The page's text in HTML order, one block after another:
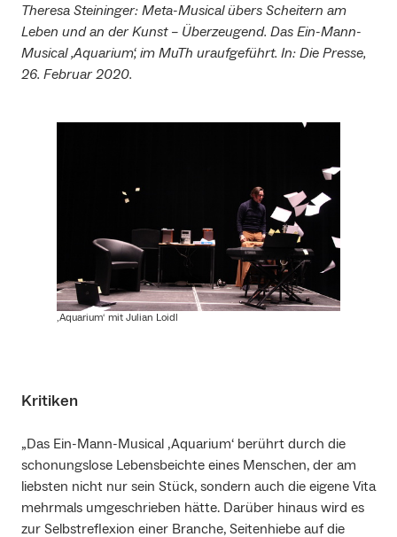
Theresa Steininger: Meta-Musical übers Scheitern am
Leben und an der Kunst – Überzeugend. Das Ein-Mann-
Musical ‚Aquarium‘, im MuTh uraufgeführt. In: Die Presse,
26. Februar 2020.
‚Aquarium‘ mit Julian Loidl
Kritiken
„Das Ein-Mann-Musical ‚Aquarium‘ berührt durch die
schonungslose Lebensbeichte eines Menschen, der am
liebsten nicht nur sein Stück, sondern auch die eigene Vita
mehrmals umgeschrieben hätte. Darüber hinaus wird es
zur Selbstreflexion einer Branche, Seitenhiebe auf die